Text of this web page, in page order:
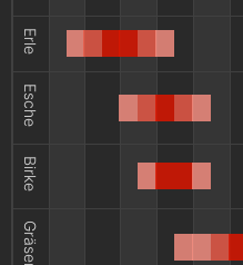
Erle
Esche
Birke
Gräser